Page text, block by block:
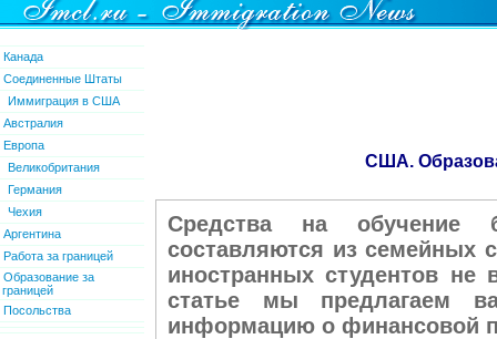
Канада
Соединенные Штаты
Иммиграция в США
Австралия
Европа
Великобритания
Германия
Чехия
Аргентина
Работа за границей
Образование за
границей
Посольства
США.
Средства на обучение
составляются из семейных
иностранных студентов не
статье мы предлагаем
информацию о финансовой